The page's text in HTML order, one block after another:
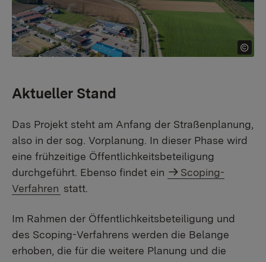
Aktueller Stand
Das Projekt steht am Anfang der Straßenplanung,
also in der sog. Vorplanung. In dieser Phase wird
eine frühzeitige Öffentlichkeitsbeteiligung
durchgeführt. Ebenso findet ein
Scoping-
Verfahren statt.
Im Rahmen der Öffentlichkeitsbeteiligung und
des Scoping-Verfahrens werden die Belange
erhoben, die für die weitere Planung und die